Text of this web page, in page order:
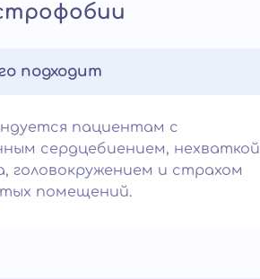
подходит
пациентам с
сердцебиением, нехваткой
головокружением и страхом
помещений.